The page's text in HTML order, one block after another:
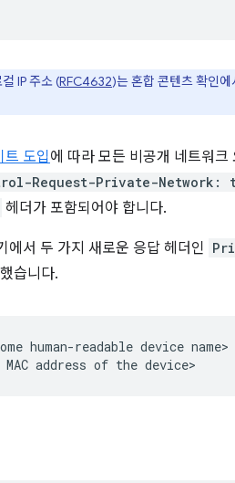
IP 주소 (RFC4632)는 혼합 콘텐츠 확인에
도입 에 따라 모든 비공개 네트워크
Request-Private-Network:
헤더가 포함되어야 합니다.
에서 두 가지 새로운 응답 헤더인
습니다.
human-readable device name>